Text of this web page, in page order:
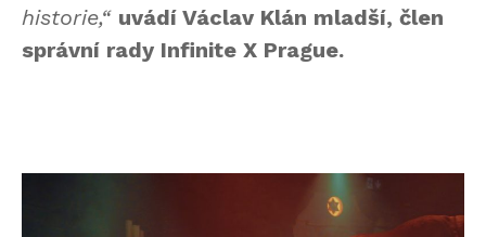
historie,“ uvádí Václav Klán mladší, člen
správní rady Infinite X Prague.